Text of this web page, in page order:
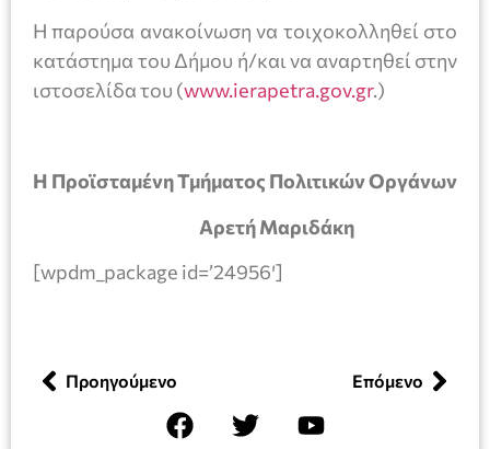
Η παρούσα ανακοίνωση να τοιχοκολληθεί στο
κατάστημα του Δήμου ή/και να αναρτηθεί στην
ιστοσελίδα του (www.ierapetra.gov.gr.)
Η Προϊσταμένη Τμήματος Πολιτικών Οργάνων
Αρετή Μαριδάκη
[wpdm_package id=’24956′]
Προηγούμενο Επόμενο